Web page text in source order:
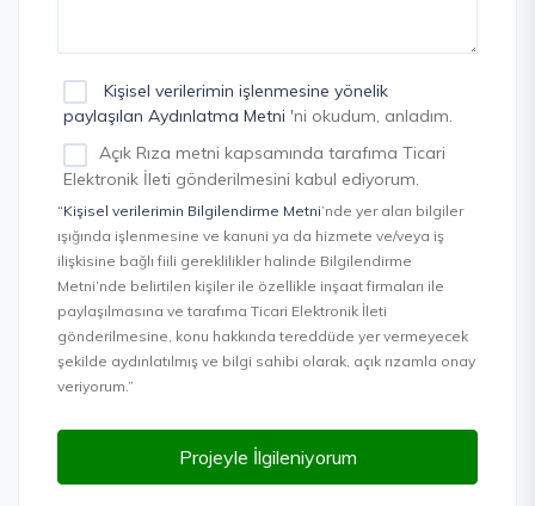
Kişisel verilerimin işlenmesine yönelik
paylaşılan Aydınlatma Metni 'ni okudum, anladım.
Açık Rıza metni kapsamında tarafıma Ticari
Elektronik İleti gönderilmesini kabul ediyorum.
“Kişisel verilerimin Bilgilendirme Metni’nde yer alan bilgiler
ışığında işlenmesine ve kanuni ya da hizmete ve/veya iş
ilişkisine bağlı fiili gereklilikler halinde Bilgilendirme
Metni’nde belirtilen kişiler ile özellikle inşaat firmaları ile
paylaşılmasına ve tarafıma Ticari Elektronik İleti
gönderilmesine, konu hakkında tereddüde yer vermeyecek
şekilde aydınlatılmış ve bilgi sahibi olarak, açık rızamla onay
veriyorum.”
Projeyle İlgileniyorum